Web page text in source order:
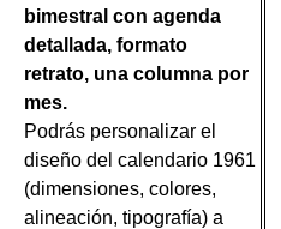
bimestral con agenda
detallada, formato
retrato, una columna por
mes.
Podrás personalizar el
diseño del calendario 1961
(dimensiones, colores,
alineación, tipografía) a